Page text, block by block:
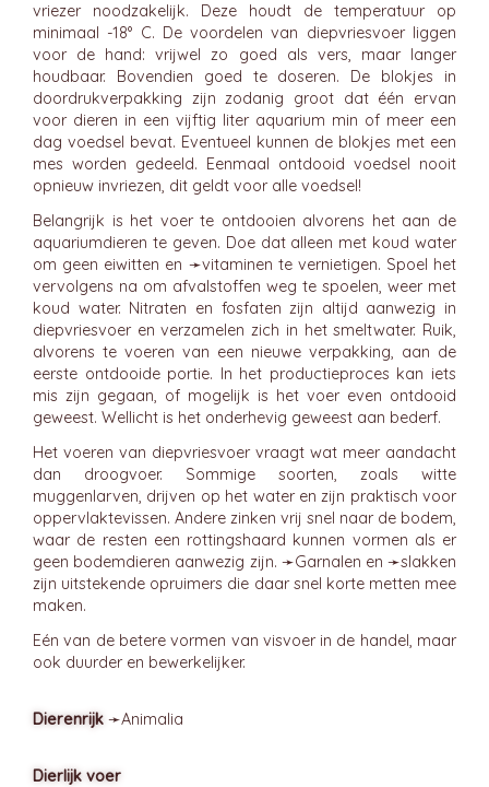
vriezer noodzakelijk. Deze houdt de temperatuur op
minimaal -18° C. De voordelen van diepvriesvoer liggen
voor de hand: vrijwel zo goed als vers, maar langer
houdbaar. Bovendien goed te doseren. De blokjes in
doordrukverpakking zijn zodanig groot dat één ervan
voor dieren in een vijftig liter aquarium min of meer een
dag voedsel bevat. Eventueel kunnen de blokjes met een
mes worden gedeeld. Eenmaal ontdooid voedsel nooit
opnieuw invriezen, dit geldt voor alle voedsel!
Belangrijk is het voer te ontdooien alvorens het aan de
aquariumdieren te geven. Doe dat alleen met koud water
om geen eiwitten en ➛vitaminen te vernietigen. Spoel het
vervolgens na om afvalstoffen weg te spoelen, weer met
koud water. Nitraten en fosfaten zijn altijd aanwezig in
diepvriesvoer en verzamelen zich in het smeltwater. Ruik,
alvorens te voeren van een nieuwe verpakking, aan de
eerste ontdooide portie. In het productieproces kan iets
mis zijn gegaan, of mogelijk is het voer even ontdooid
geweest. Wellicht is het onderhevig geweest aan bederf.
Het voeren van diepvriesvoer vraagt wat meer aandacht
dan droogvoer. Sommige soorten, zoals witte
muggenlarven, drijven op het water en zijn praktisch voor
oppervlaktevissen. Andere zinken vrij snel naar de bodem,
waar de resten een rottingshaard kunnen vormen als er
geen bodemdieren aanwezig zijn. ➛Garnalen en ➛slakken
zijn uitstekende opruimers die daar snel korte metten mee
maken.
Eén van de betere vormen van visvoer in de handel, maar
ook duurder en bewerkelijker.
Dierenrijk ➛Animalia
Dierlijk voer